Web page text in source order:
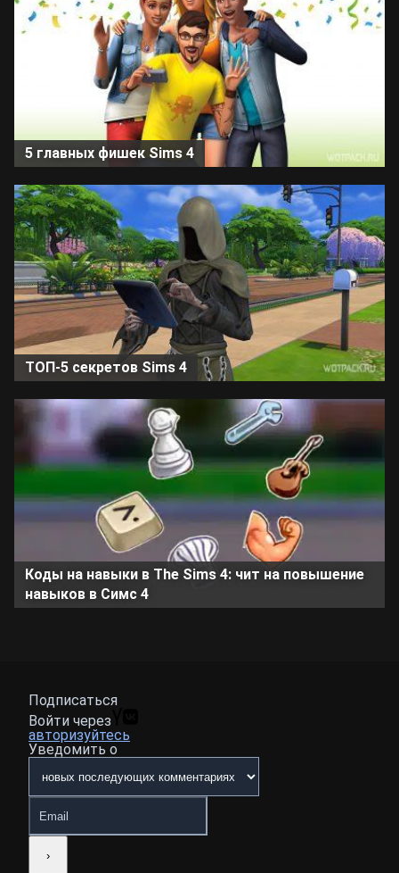
5 главных фишек Sims 4
ТОП-5 секретов Sims 4
Коды на навыки в The Sims 4: чит на повышение
навыков в Симс 4
Подписаться
Войти через
авторизуйтесь
Уведомить о